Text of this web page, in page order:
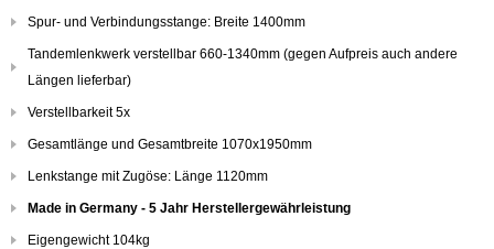
Spur- und Verbindungsstange: Breite 1400mm
Tandemlenkwerk verstellbar 660-1340mm (gegen Aufpreis auch andere
Längen lieferbar)
Verstellbarkeit 5x
Gesamtlänge und Gesamtbreite 1070x1950mm
Lenkstange mit Zugöse: Länge 1120mm
Made in Germany - 5 Jahr Herstellergewährleistung
Eigengewicht 104kg